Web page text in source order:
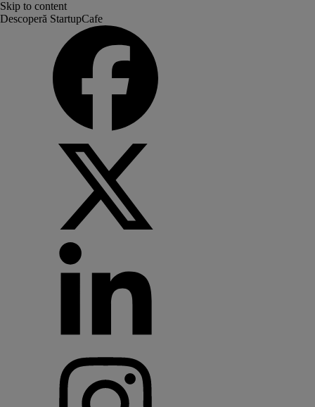
Skip to content
Descoperă StartupCafe